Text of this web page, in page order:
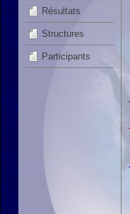
Résultats
Structures
Participants